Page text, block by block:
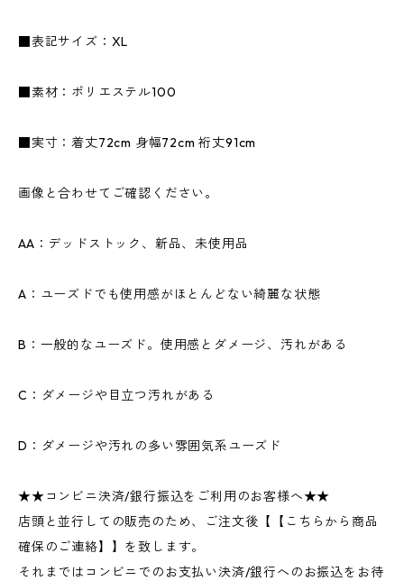
■表記サイズ：XL
■素材：ポリエステル100
■実寸：着丈72cm 身幅72cm 裄丈91cm
画像と合わせてご確認ください。
AA：デッドストック、新品、未使用品
A：ユーズドでも使用感がほとんどない綺麗な状態
B：一般的なユーズド。使用感とダメージ、汚れがある
C：ダメージや目立つ汚れがある
D：ダメージや汚れの多い雰囲気系ユーズド
★★コンビニ決済/銀行振込をご利用のお客様へ★★
店頭と並行しての販売のため、ご注文後【【こちらから商品
確保のご連絡】】を致します。
それまではコンビニでのお支払い決済/銀行へのお振込をお待